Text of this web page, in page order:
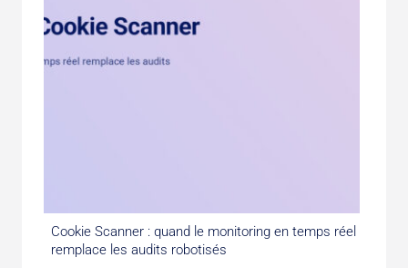
Cookie Scanner : quand le monitoring en temps réel
remplace les audits robotisés